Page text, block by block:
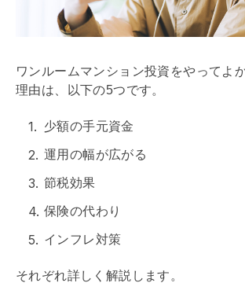
ワンルームマンション投資をやってよ
理由は、以下の5つです。
少額の手元資金
運用の幅が広がる
節税効果
保険の代わり
インフレ対策
それぞれ詳しく解説します。